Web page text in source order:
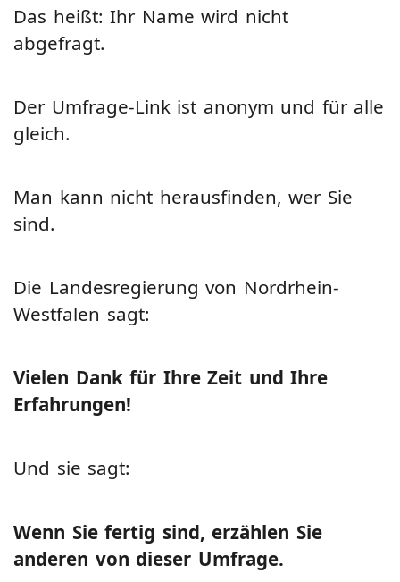
Das heißt: Ihr Name wird nicht
abgefragt.
Der Umfrage-Link ist anonym und für alle
gleich.
Man kann nicht herausfinden, wer Sie
sind.
Die Landesregierung von Nordrhein-
Westfalen sagt:
Vielen Dank für Ihre Zeit und Ihre
Erfahrungen!
Und sie sagt:
Wenn Sie fertig sind, erzählen Sie
anderen von dieser Umfrage.